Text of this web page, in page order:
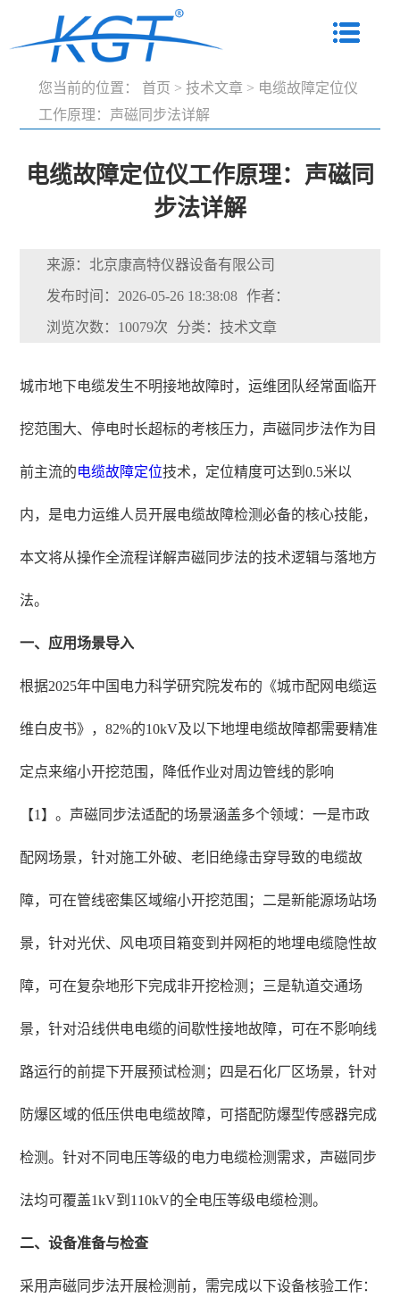
您当前的位置： 首页 > 技术文章 > 电缆故障定位仪
工作原理：声磁同步法详解
电缆故障定位仪工作原理：声磁同
步法详解
来源：北京康高特仪器设备有限公司
发布时间：2026-05-26 18:38:08 作者：
浏览次数：10079次 分类：技术文章
城市地下电缆发生不明接地故障时，运维团队经常面临开
挖范围大、停电时长超标的考核压力，声磁同步法作为目
前主流的电缆故障定位技术，定位精度可达到0.5米以
内，是电力运维人员开展电缆故障检测必备的核心技能，
本文将从操作全流程详解声磁同步法的技术逻辑与落地方
法。
一、应用场景导入
根据2025年中国电力科学研究院发布的《城市配网电缆运
维白皮书》，82%的10kV及以下地埋电缆故障都需要精准
定点来缩小开挖范围，降低作业对周边管线的影响
【1】。声磁同步法适配的场景涵盖多个领域：一是市政
配网场景，针对施工外破、老旧绝缘击穿导致的电缆故
障，可在管线密集区域缩小开挖范围；二是新能源场站场
景，针对光伏、风电项目箱变到并网柜的地埋电缆隐性故
障，可在复杂地形下完成非开挖检测；三是轨道交通场
景，针对沿线供电电缆的间歇性接地故障，可在不影响线
路运行的前提下开展预试检测；四是石化厂区场景，针对
防爆区域的低压供电电缆故障，可搭配防爆型传感器完成
检测。针对不同电压等级的电力电缆检测需求，声磁同步
法均可覆盖1kV到110kV的全电压等级电缆检测。
二、设备准备与检查
采用声磁同步法开展检测前，需完成以下设备核验工作：